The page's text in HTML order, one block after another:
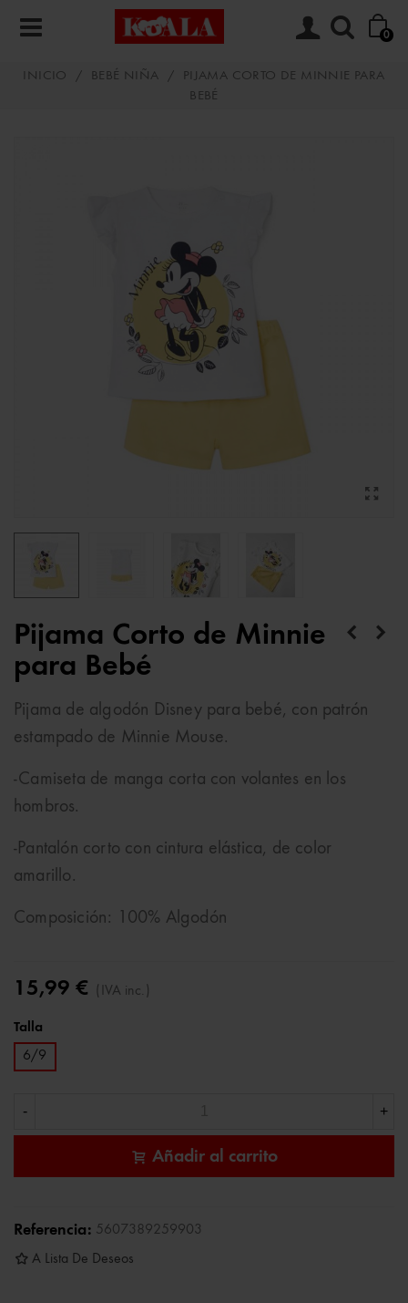
0
INICIO / BEBÉ NIÑA /
PIJAMA CORTO DE MINNIE PARA
BEBÉ
Pijama Corto de Minnie
para Bebé
Pijama de algodón Disney para bebé, con patrón
estampado de Minnie Mouse.
-Camiseta de manga corta con volantes en los
hombros.
-Pantalón corto con cintura elástica, de color
amarillo.
Composición: 100% Algodón
15,99 € (IVA inc.)
Talla
6/9
- +
Añadir al carrito
Referencia: 5607389259903
A Lista De Deseos